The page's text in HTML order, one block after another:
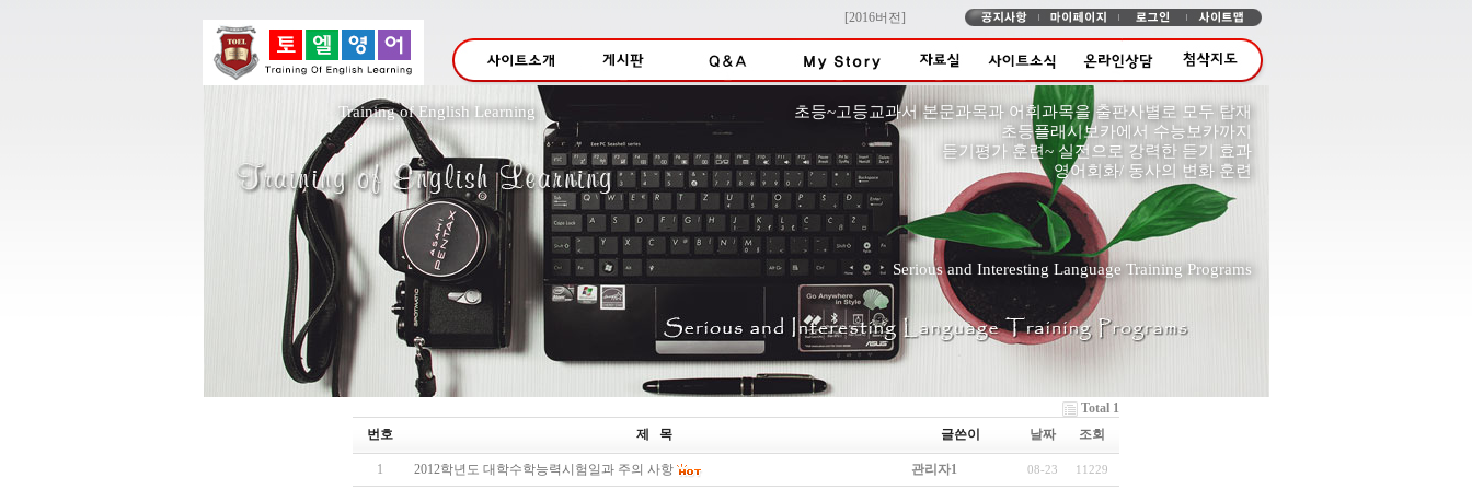
[2016버전]
Training of English Learning 초등~고등교과서 본문과목과 어휘과목을 출판사별로 모두 탑재
초등플래시보카에서 수능보카까지
듣기평가 훈련~ 실전으로 강력한 듣기 효과
영어회화/ 동사의 변화 훈련
Serious and Interesting Language Training Programs
Total 1
번호
제 목 글쓴이 날짜 조회
1 2012학년도 대학수학능력시험일과 주의 사항 관리자1 08-23 11229